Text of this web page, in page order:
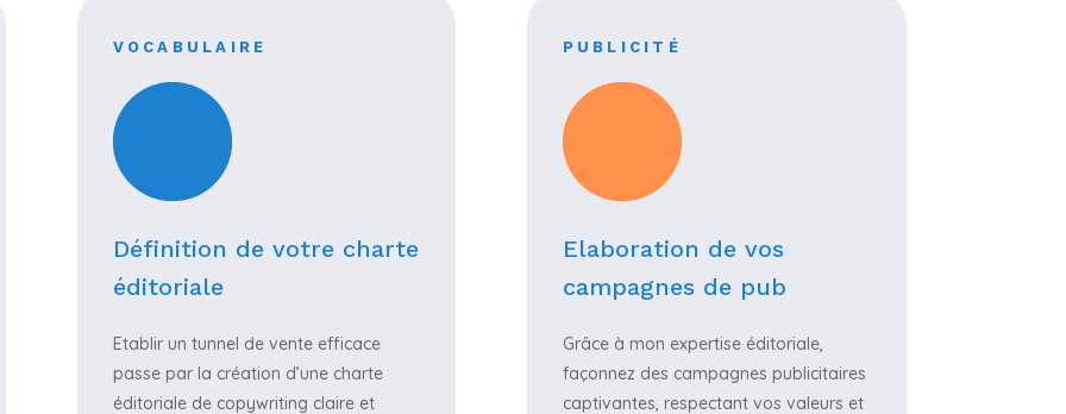
VOCABULAIRE
Définition de votre charte
éditoriale
Etablir un tunnel de vente efficace
passe par la création d’une charte
éditoriale de copywriting claire et
PUBLICITÉ
Elaboration de vos
campagnes de pub
Grâce à mon expertise éditoriale,
façonnez des campagnes publicitaires
captivantes, respectant vos valeurs et